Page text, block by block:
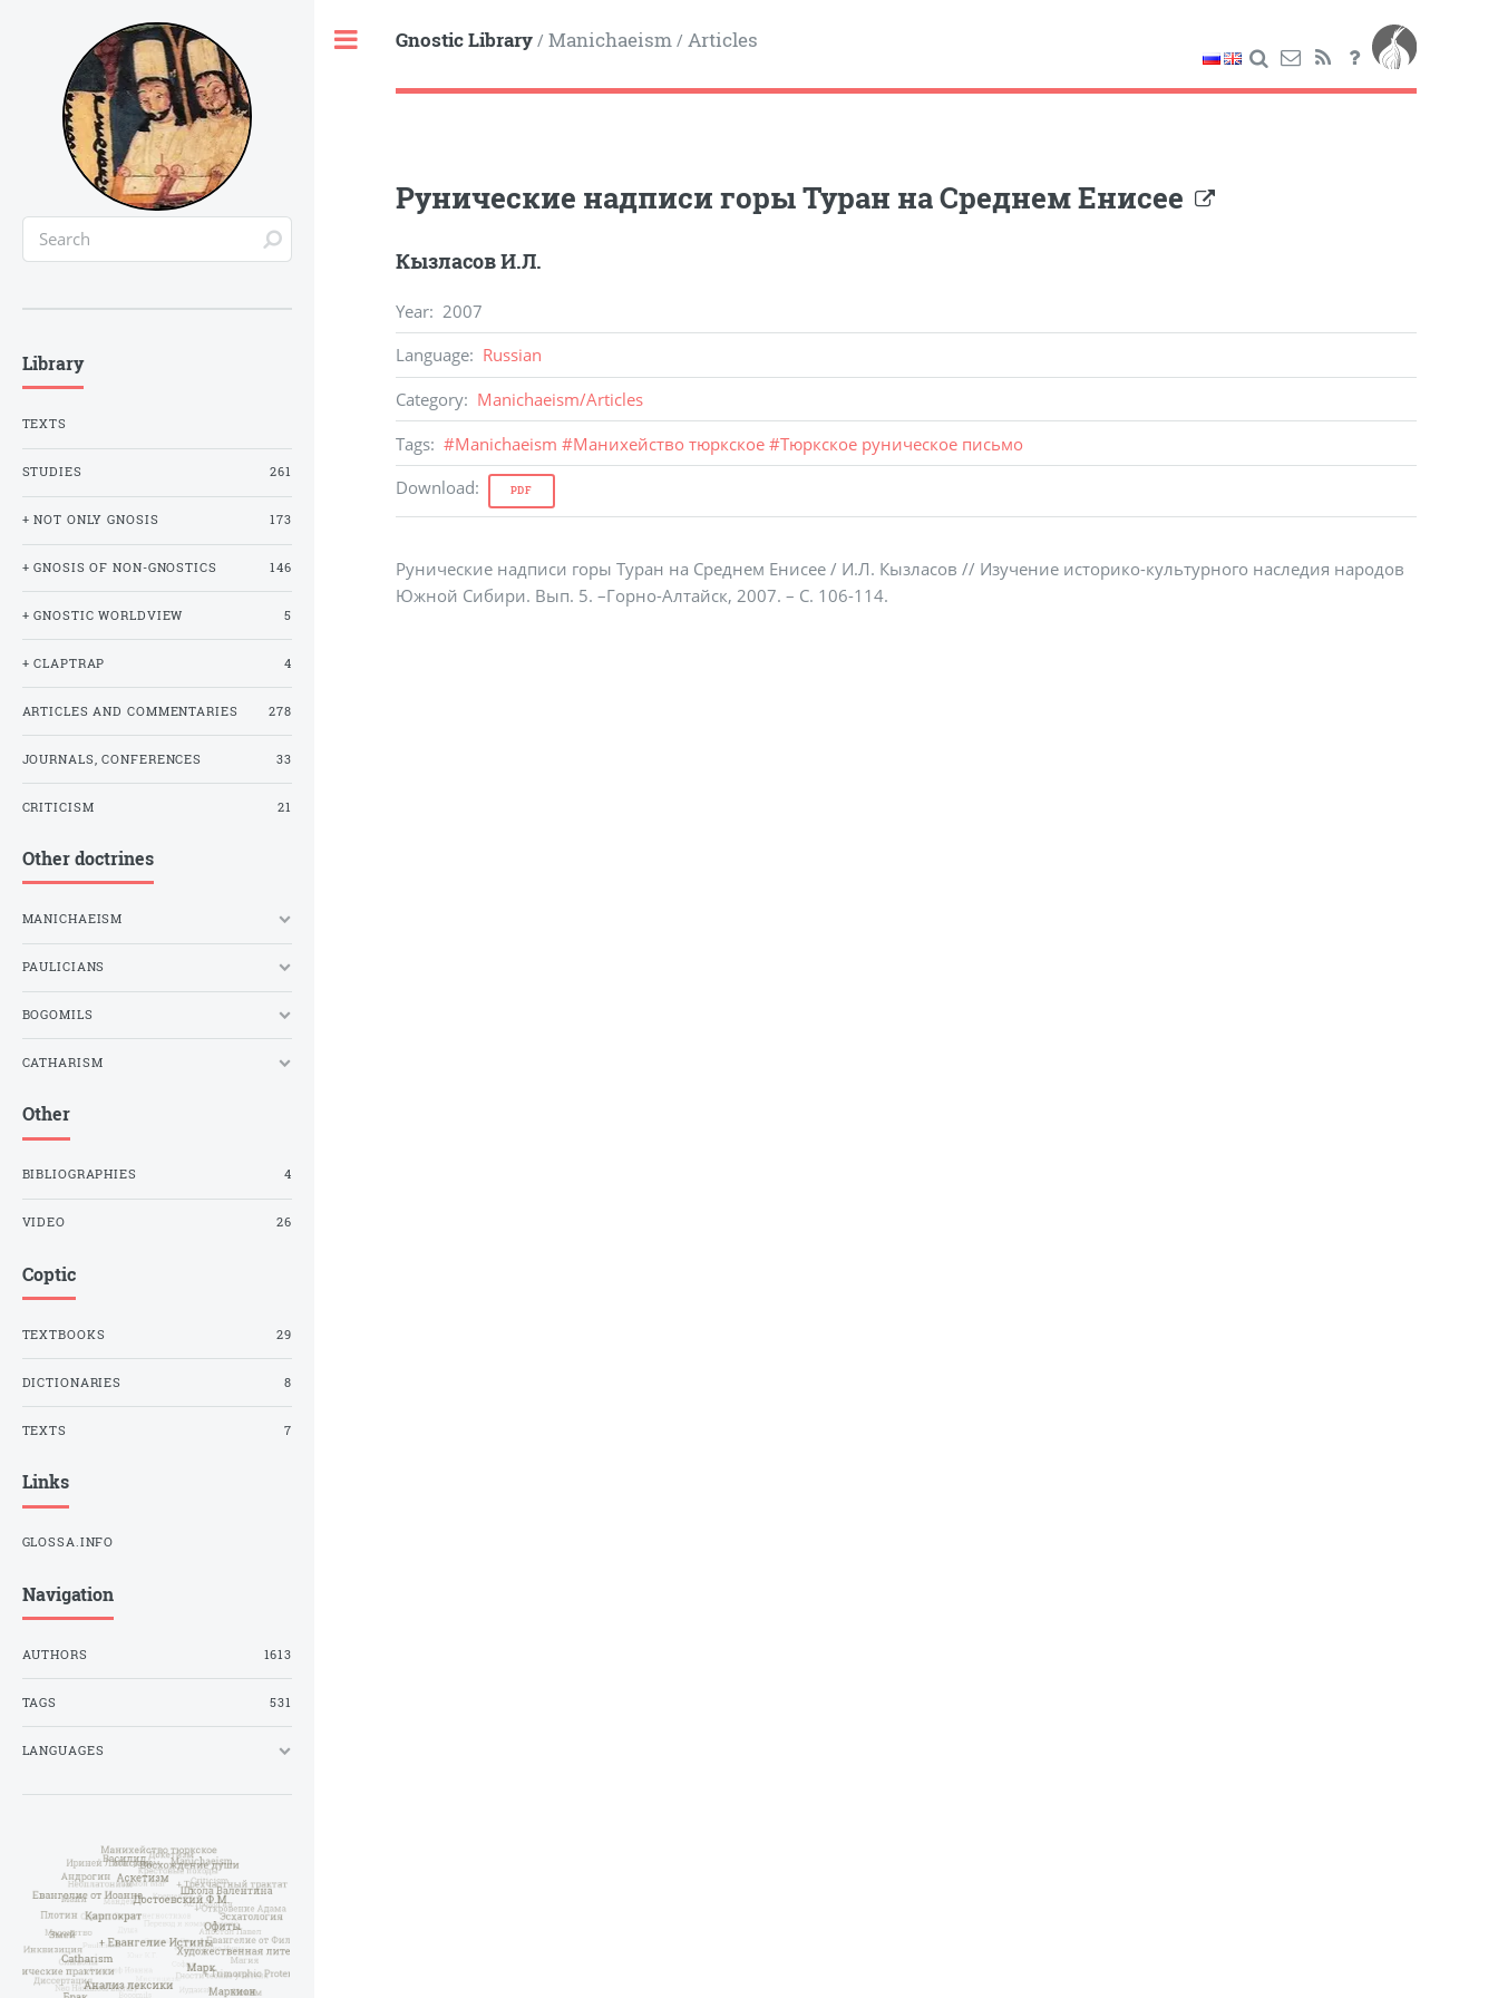
Gnostic Library/ Manichaeism/ Articles
Рунические надписи горы Туран на Среднем Енисее
Кызласов И.Л.
Year: 2007
Language: Russian
Category: Manichaeism/Articles
Tags: #Manichaeism #Манихейство тюркское #Тюркское руническое письмо
Download: PDF
Рунические надписи горы Туран на Среднем Енисее / И.Л. Кызласов // Изучение историко-культурного наследия народов
Южной Сибири. Вып. 5. –Горно-Алтайск, 2007. – С. 106-114.
Library
TEXTS
STUDIES 261
+ NOT ONLY GNOSIS 173
+ GNOSIS OF NON-GNOSTICS 146
+ GNOSTIC WORLDVIEW 5
+ CLAPTRAP 4
ARTICLES AND COMMENTARIES 278
JOURNALS, CONFERENCES 33
CRITICISM 21
Other doctrines
MANICHAEISM
PAULICIANS
BOGOMILS
CATHARISM
Other
BIBLIOGRAPHIES 4
VIDEO 26
Coptic
TEXTBOOKS 29
DICTIONARIES 8
TEXTS 7
Links
GLOSSA.INFO
Navigation
AUTHORS 1613
TAGS 531
LANGUAGES
Toggle